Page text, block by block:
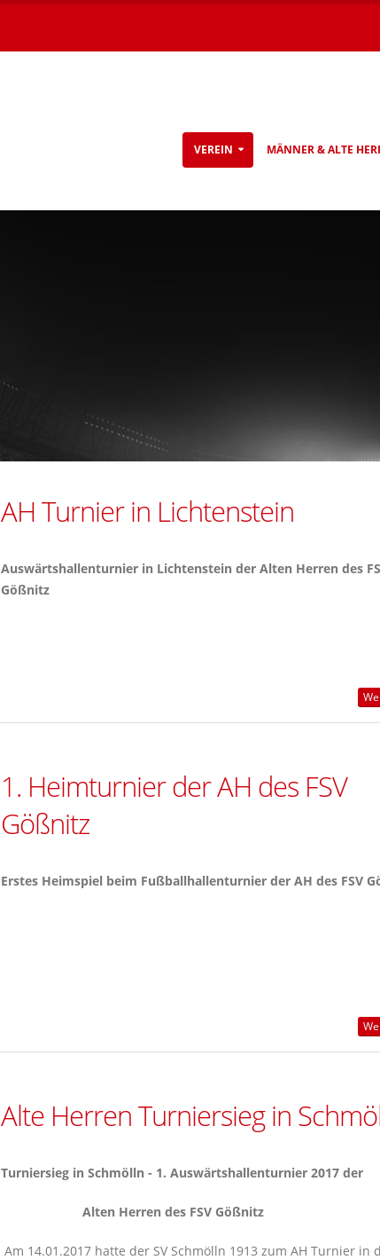
VEREIN MÄNNER & ALTE
AH Turnier in Lichtenstein
Auswärtshallenturnier in Lichtenstein der Alten Herren des
Gößnitz
1. Heimturnier der AH des FSV
Gößnitz
Erstes Heimspiel beim Fußballhallenturnier der AH des FSV
Alte Herren Turniersieg in
Turniersieg in Schmölln - 1. Auswärtshallenturnier 2017 der
Alten Herren des FSV Gößnitz
Am 14.01.2017 hatte der SV Schmölln 1913 zum AH Turnier in